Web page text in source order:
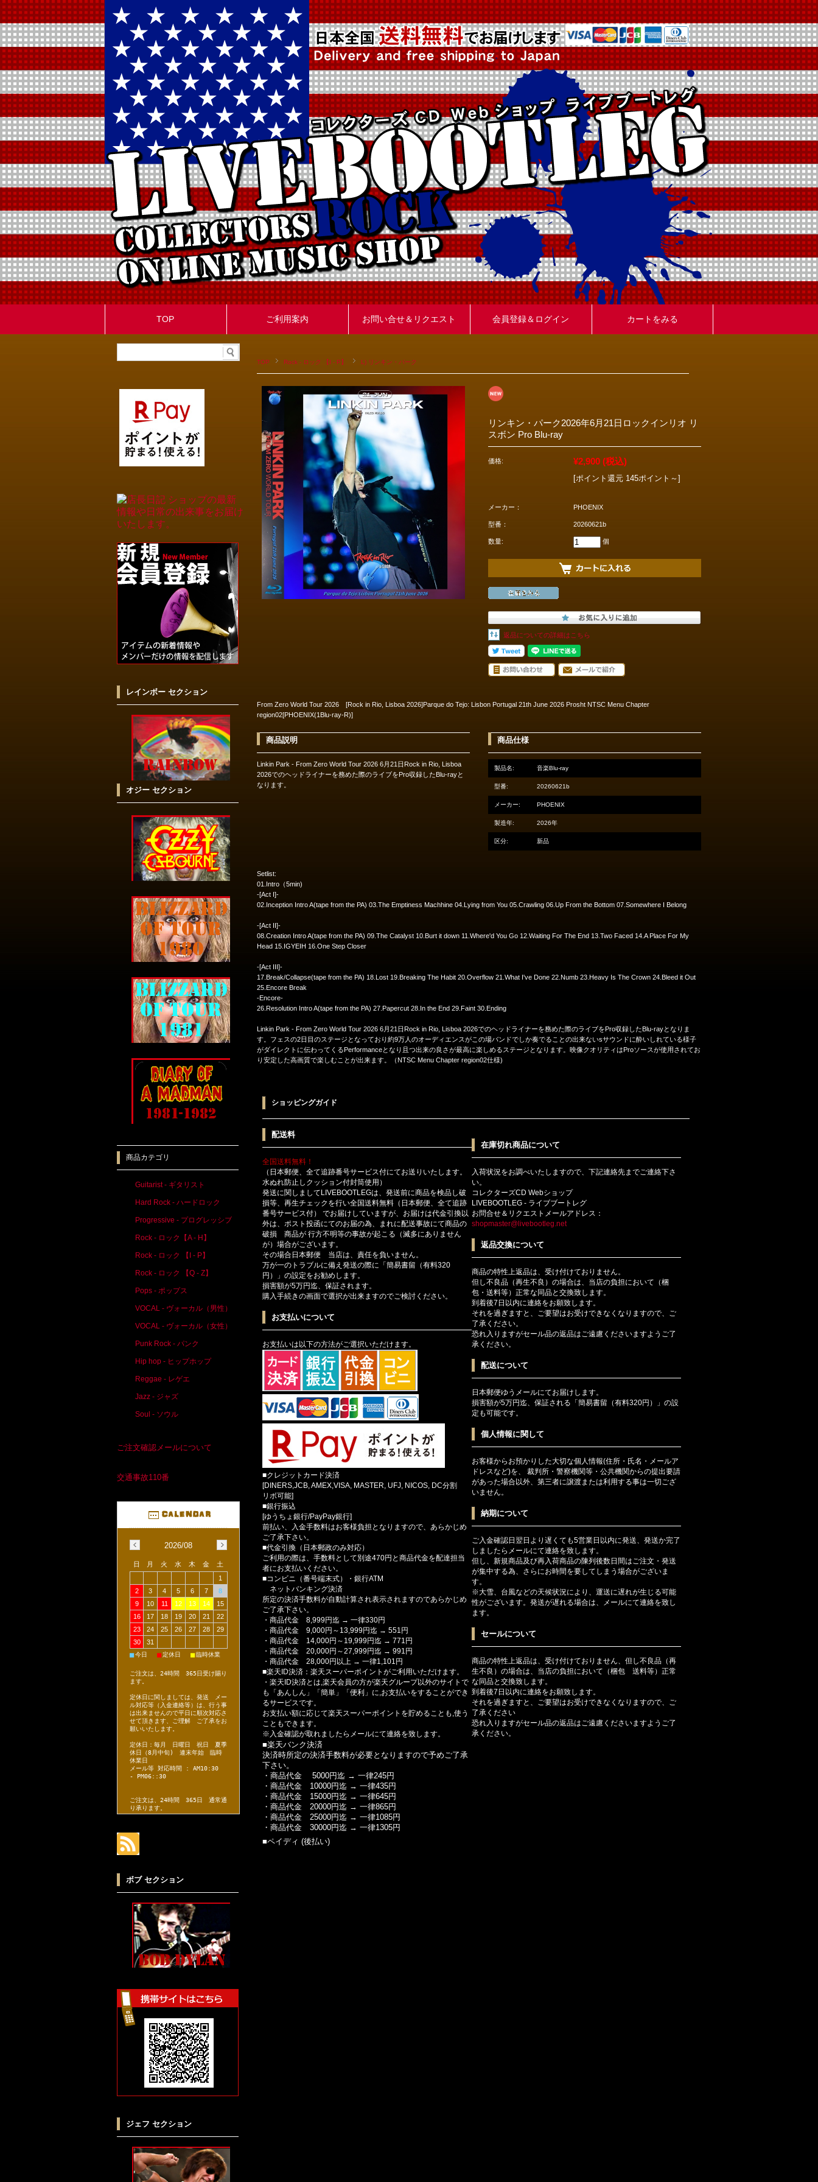
TOP ご利用案内 お問い合せ＆リクエスト 会員登録＆ログイン カートをみる
TOP Rock - ロック 【I - P】 L) リンキン・パーク
リンキン・パーク2026年6月21日ロックインリオ リ
スボン Pro Blu-ray
価格: ¥2,900 (税込)
[ポイント還元 145ポイント～]
メーカー： PHOENIX
型番： 20260621b
数量: 個
返品についての詳細はこちら
From Zero World Tour 2026 [Rock in Rio, Lisboa 2026]Parque do Tejo: Lisbon Portugal 21th June 2026 Prosht NTSC Menu Chapter
region02[PHOENIX(1Blu-ray-R)]
商品説明
Linkin Park - From Zero World Tour 2026 6月21日Rock in Rio, Lisboa
2026でのヘッドライナーを務めた際のライブをPro収録したBlu-rayと
なります。
商品仕様
製品名: 音楽Blu-ray
型番: 20260621b
メーカー: PHOENIX
製造年: 2026年
区分: 新品
Setlist:
01.Intro（5min)
-[Act I]-
02.Inception Intro A(tape from the PA) 03.The Emptiness Machhine 04.Lying from You 05.Crawling 06.Up From the Bottom 07.Somewhere I Belong
-[Act II]-
08.Creation Intro A(tape from the PA) 09.The Catalyst 10.Burt it down 11.Where'd You Go 12.Waiting For The End 13.Two Faced 14.A Place For My
Head 15.IGYEIH 16.One Step Closer
-[Act III]-
17.Break/Collapse(tape from the PA) 18.Lost 19.Breaking The Habit 20.Overflow 21.What I've Done 22.Numb 23.Heavy Is The Crown 24.Bleed it Out
25.Encore Break
-Encore-
26.Resolution Intro A(tape from the PA) 27.Papercut 28.In the End 29.Faint 30.Ending
Linkin Park - From Zero World Tour 2026 6月21日Rock in Rio, Lisboa 2026でのヘッドライナーを務めた際のライブをPro収録したBlu-rayとなりま
す。フェスの2日目のステージとなっており約9万人のオーディエンスがこの場バンドでしか奏でることの出来ないsサウンドに酔いしれている様子
がダイレクトに伝わってくるPerformanceとなり且つ出来の良さが最高に楽しめるステージとなります。映像クオリティはProソースが使用されてお
り安定した高画質で楽しむことが出来ます。（NTSC Menu Chapter region02仕様)
ショッピングガイド
配送料
全国送料無料！
（日本郵便、全て追跡番号サービス付にてお送りいたします。
水ぬれ防止しクッション付封筒使用）
発送に関しましてLIVEBOOTLEGは、発送前に商品を検品し破
損等、再生チェックを行い全国送料無料（日本郵便、全て追跡
番号サービス付） でお届けしていますが、お届けは代金引換以
外は、ポスト投函にてのお届の為、まれに配送事故にて商品の
破損 商品が 行方不明等の事故が起こる（滅多にありません
が）場合がございます。
その場合日本郵便 当店は、責任を負いません。
万が一のトラブルに備え発送の際に「簡易書留（有料320
円）」の設定をお勧めします。
損害額が5万円迄、保証されます。
購入手続きの画面で選択が出来ますのでご検討ください。
お支払いについて
お支払いは以下の方法がご選択いただけます。
■クレジットカード決済
[DINERS,JCB, AMEX,VISA, MASTER, UFJ, NICOS, DC分割
リボ可能]
■銀行振込
[ゆうちょ銀行/PayPay銀行]
前払い、入金手数料はお客様負担となりますので、あらかじめ
ご了承下さい。
■代金引換（日本郵政のみ対応）
ご利用の際は、手数料として別途470円と商品代金を配達担当
者にお支払いください。
■コンビニ（番号端末式）・銀行ATM
ネットバンキング決済
所定の決済手数料が自動計算され表示されますのであらかじめ
ご了承下さい。
・商品代金 8,999円迄 → 一律330円
・商品代金 9,000円～13,999円迄 → 551円
・商品代金 14,000円～19,999円迄 → 771円
・商品代金 20,000円～27,999円迄 → 991円
・商品代金 28,000円以上 → 一律1,101円
■楽天ID決済：楽天スーパーポイントがご利用いただけます。
・楽天ID決済とは,楽天会員の方が楽天グループ以外のサイトで
も「あんしん」「簡単」「便利」に,お支払いをすることができ
るサービスです。
お支払い額に応じて楽天スーパーポイントを貯めることも,使う
こともできます。
※入金確認が取れましたらメールにて連絡を致します。
■楽天バンク決済
決済時所定の決済手数料が必要となりますので予めご了承
下さい。
・商品代金 5000円迄 → 一律245円
・商品代金 10000円迄 → 一律435円
・商品代金 15000円迄 → 一律645円
・商品代金 20000円迄 → 一律865円
・商品代金 25000円迄 → 一律1085円
・商品代金 30000円迄 → 一律1305円
在庫切れ商品について
入荷状況をお調べいたしますので、下記連絡先までご連絡下さ
い。
コレクターズCD Webショップ
LIVEBOOTLEG - ライブブートレグ
お問合せ＆リクエストメールアドレス：
shopmaster@livebootleg.net
返品交換について
商品の特性上返品は、受け付けておりません。
但し不良品（再生不良）の場合は、当店の負担において（梱
包・送料等）正常な同品と交換致します。
到着後7日以内に連絡をお願致します。
それを過ぎますと、ご要望はお受けできなくなりますので、ご
了承ください。
恐れ入りますがセール品の返品はご遠慮くださいますようご了
承ください。
配送について
日本郵便ゆうメールにてお届けします。
損害額が5万円迄、保証される「簡易書留（有料320円）」の設
定も可能です。
個人情報に関して
お客様からお預かりした大切な個人情報(住所・氏名・メールア
ドレスなど)を、 裁判所・警察機関等・公共機関からの提出要請
があった場合以外、第三者に譲渡または利用する事は一切ござ
いません。
納期について
ご入金確認日翌日より遅くても5営業日以内に発送、発送か完了
しましたらメールにて連絡を致します。
但し、新規商品及び再入荷商品の陳列後数日間はご注文・発送
が集中する為、さらにお時間を要してしまう場合がございま
す。
※大雪、台風などの天候状況により、運送に遅れが生じる可能
性がございます。発送が遅れる場合は、メールにて連絡を致し
ます。
セールについて
商品の特性上返品は、受け付けておりません、但し不良品（再
生不良）の場合は、当店の負担において（梱包 送料等）正常
な同品と交換致します。
到着後7日以内に連絡をお願致します。
それを過ぎますと、ご要望はお受けできなくなりますので、ご
了承ください
恐れ入りますがセール品の返品はご遠慮くださいますようご了
承ください。
■ペイディ (後払い)
レインボー セクション
オジー セクション
商品カテゴリ
Guitarist - ギタリスト
Hard Rock - ハードロック
Progressive - プログレッシブ
Rock - ロック【A - H】
Rock - ロック 【I - P】
Rock - ロック 【Q - Z】
Pops - ポップス
VOCAL - ヴォーカル（男性）
VOCAL - ヴォーカル（女性）
Punk Rock - パンク
Hip hop - ヒップホップ
Reggae - レゲエ
Jazz - ジャズ
Soul - ソウル
ご注文確認メールについて
交通事故110番
2026/08
日 月 火 水 木 金
土
1
2
3 4 5 6 7
8
9
10 11 12 13 14
15
16
17 18 19 20 21
22
23
24 25 26 27 28
29
30
31
■今日 ■定休日 ■臨時休業
ご注文は、24時間 365日受け賜り
ます。
定休日に関しましては、発送 メー
ル対応等（入金連絡等）は、行う事
は出来ませんので平日に順次対応さ
せて頂きます、ご理解 ご了承をお
願いいたします。
定休日：毎月 日曜日 祝日 夏季
休日（8月中旬) 連末年始 臨時
休業日
メール等 対応時間 : AM10:30
- PM06::30
ご注文は、24時間 365日 通常通
り承ります。
ボブ セクション
ジェフ セクション